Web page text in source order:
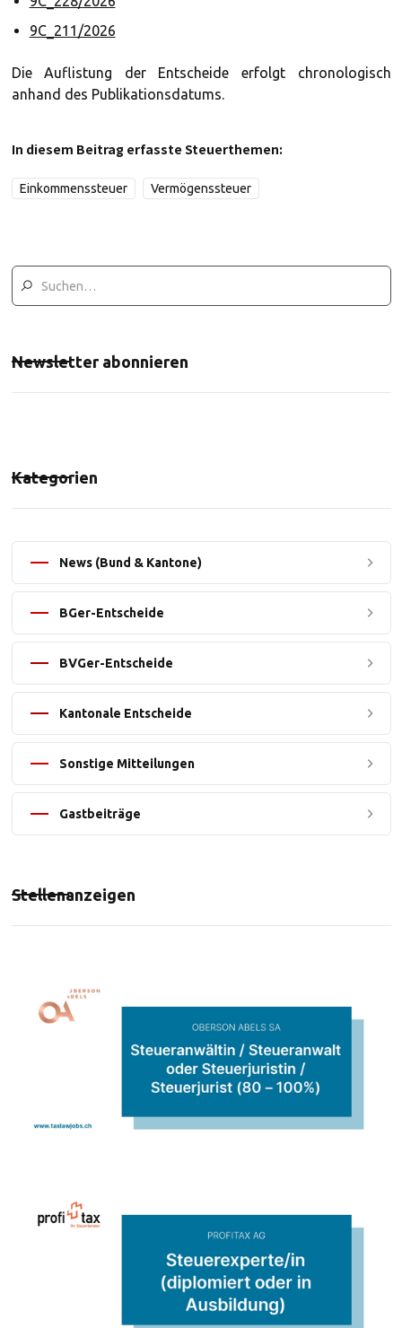
9C_211/2026
Die Auflistung der Entscheide erfolgt chronologisch
anhand des Publikationsdatums.
In diesem Beitrag erfasste Steuerthemen:
Einkommenssteuer Vermögenssteuer
Newsletter abonnieren
Kategorien
News (Bund & Kantone)
BGer-Entscheide
BVGer-Entscheide
Kantonale Entscheide
Sonstige Mitteilungen
Gastbeiträge
Stellenanzeigen